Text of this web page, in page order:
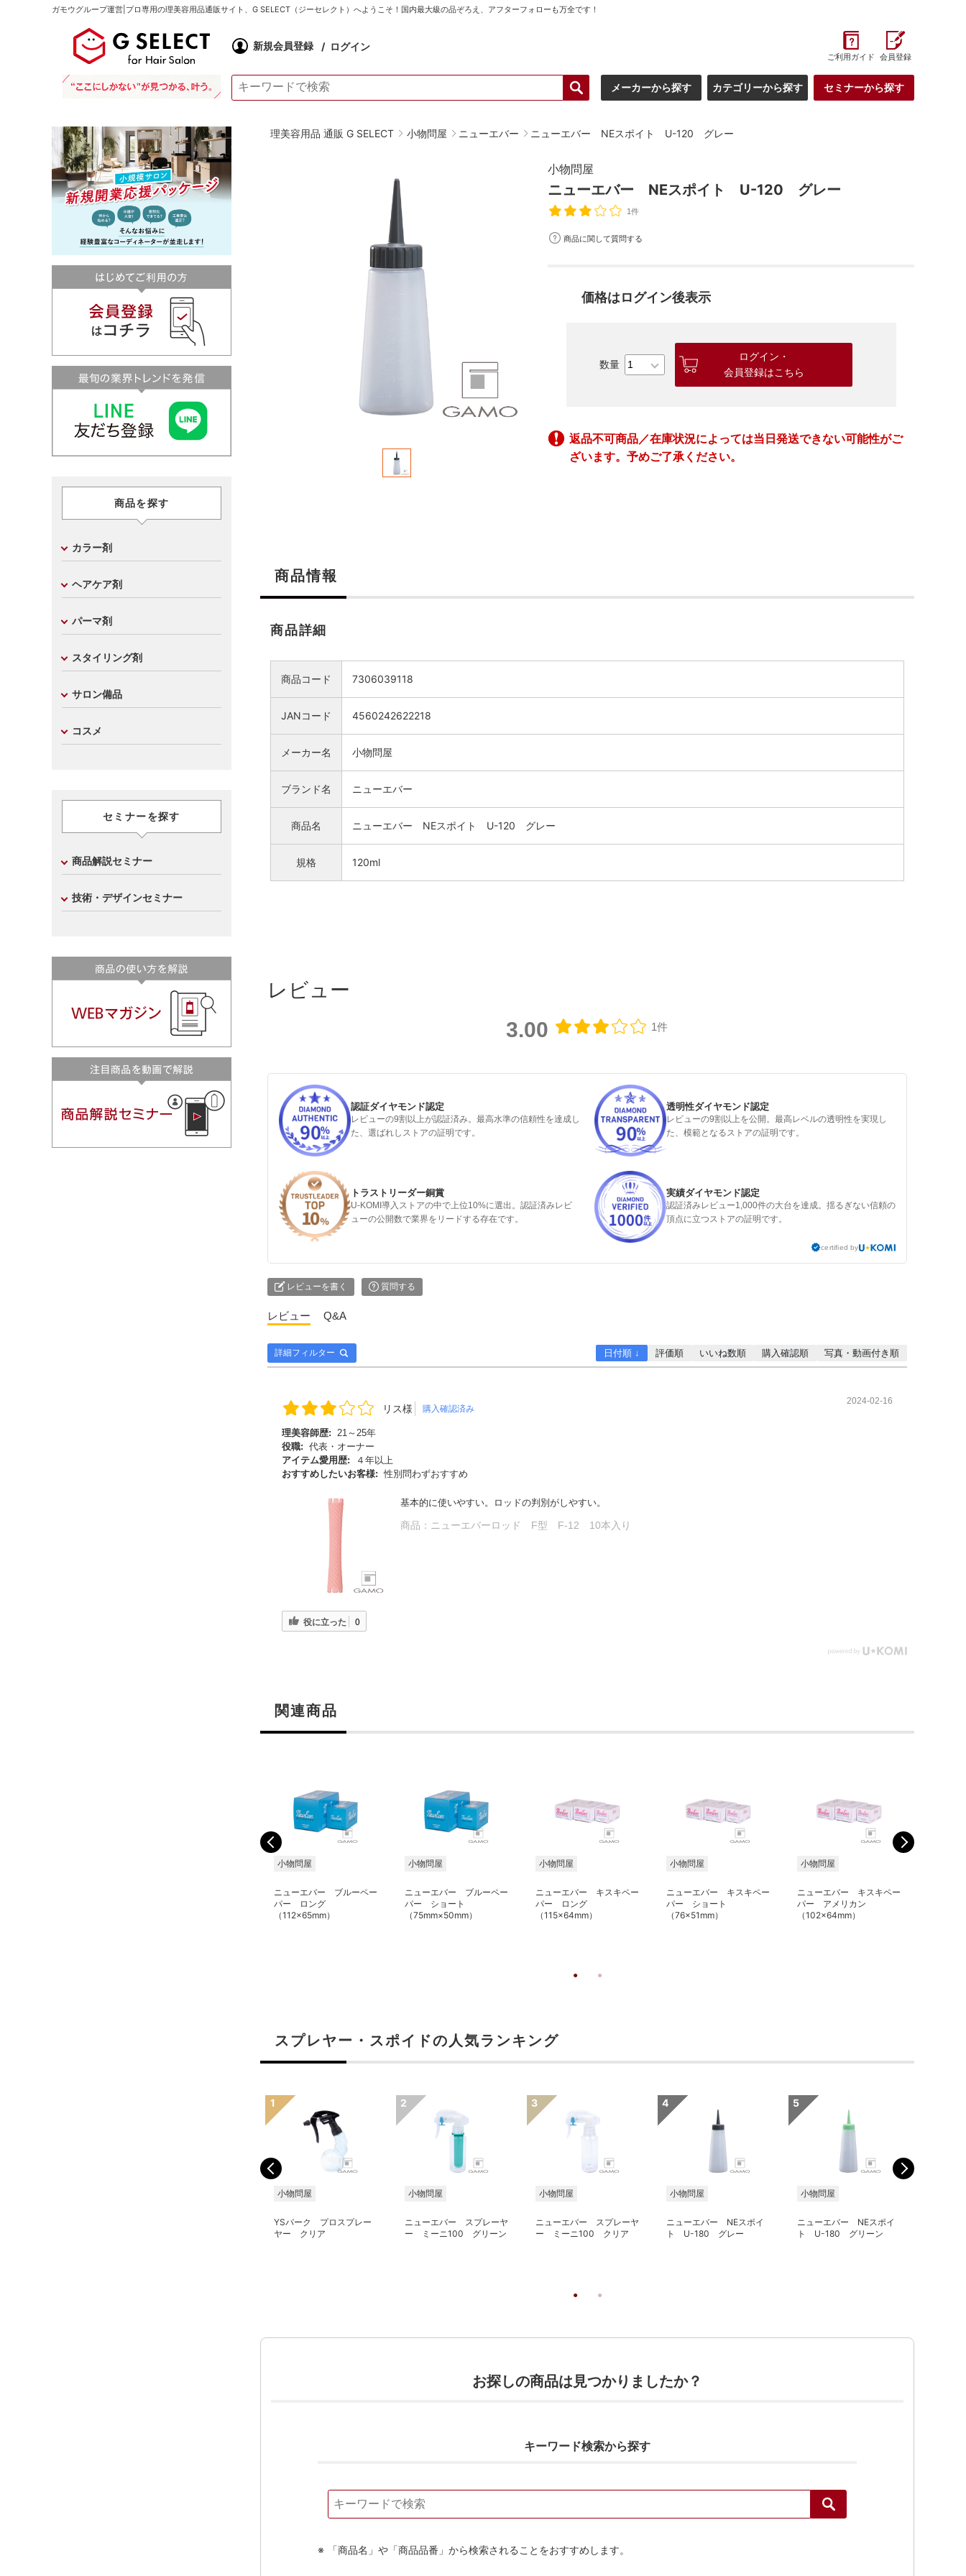
ガモウグループ運営|プロ専用の理美容用品通販サイト、G SELECT（ジーセレクト）へようこそ！国内最大級の品ぞろえ、アフターフォローも万全です！
ご利用ガイド 会員登録
メーカーから探す カテゴリーから探す セミナーから探す
新規会員登録 ログイン
理美容用品 通販 G SELECT 小物問屋 ニューエバー ニューエバー NEスポイト U-120 グレー
小物問屋
ニューエバー NEスポイト U-120 グレー
1件
商品に関して質問する
価格はログイン後表示
ログイン・
会員登録はこちら
返品不可商品／在庫状況によっては当日発送できない可能性がご
ざいます。予めご了承ください。
商品情報
商品詳細
商品コード 7306039118
JANコード 4560242622218
メーカー名 小物問屋
ブランド名 ニューエバー
商品名 ニューエバー NEスポイト U-120 グレー
規格 120ml
レビュー
3.00 1件
認証ダイヤモンド認定
レビューの9割以上が認証済み。最高水準の信頼性を達成し
た、選ばれしストアの証明です。
透明性ダイヤモンド認定
レビューの9割以上を公開。最高レベルの透明性を実現し
た、模範となるストアの証明です。
トラストリーダー銅賞
U-KOMI導入ストアの中で上位10%に選出。認証済みレビ
ューの公開数で業界をリードする存在です。
実績ダイヤモンド認定
認証済みレビュー1,000件の大台を達成。揺るぎない信頼の
頂点に立つストアの証明です。
certified by
レビューを書く 質問する
レビュー Q&A
詳細フィルター 日付順 ↓ 評価順 いいね数順 購入確認順 写真・動画付き順
リス様 購入確認済み
2024-02-16
理美容師歴:
21～25年
役職: 代表・オーナー
アイテム愛用歴:
４年以上
おすすめしたいお客様: 性別問わずおすすめ
基本的に使いやすい。ロッドの判別がしやすい。
商品： ニューエバーロッド F型 F-12 10本入り
役に立った 0
関連商品
小物問屋
ニューエバー ブルーペー
パー ロング
（112×65mm）
小物問屋
ニューエバー ブルーペー
パー ショート
（75mm×50mm）
小物問屋
ニューエバー キスキペー
パー ロング
（115×64mm）
小物問屋
ニューエバー キスキペー
パー ショート
（76×51mm）
小物問屋
ニューエバー キスキペー
パー アメリカン
（102×64mm）
スプレヤー・スポイドの人気ランキング
小物問屋
YSパーク プロスプレー
ヤー クリア
小物問屋
ニューエバー スプレーヤ
ー ミーニ100 グリーン
小物問屋
ニューエバー スプレーヤ
ー ミーニ100 クリア
小物問屋
ニューエバー NEスポイ
ト U-180 グレー
小物問屋
ニューエバー NEスポイ
ト U-180 グリーン
お探しの商品は見つかりましたか？
キーワード検索から探す
「商品名」や「商品品番」から検索されることをおすすめします。
商品を探す
カラー剤
ヘアケア剤
パーマ剤
スタイリング剤
サロン備品
コスメ
セミナーを探す
商品解説セミナー
技術・デザインセミナー